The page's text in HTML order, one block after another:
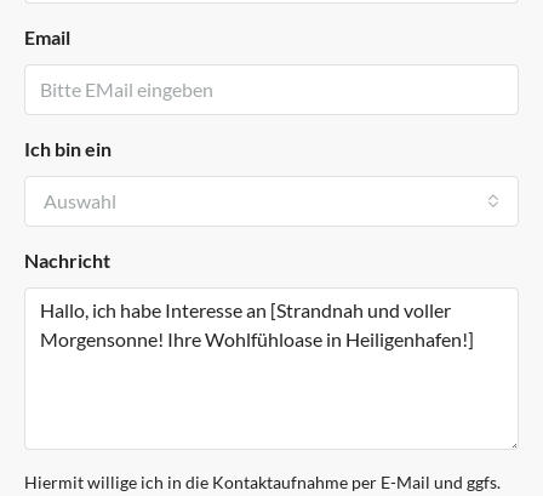
Email
Ich bin ein
Auswahl
Nachricht
Hiermit willige ich in die Kontaktaufnahme per E-Mail und ggfs.